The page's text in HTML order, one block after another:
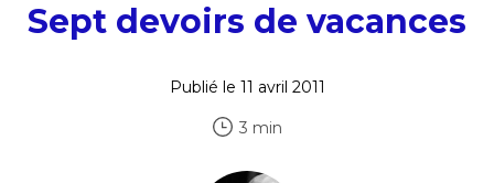
Sept devoirs de vacances
Publié le 11 avril 2011
3 min